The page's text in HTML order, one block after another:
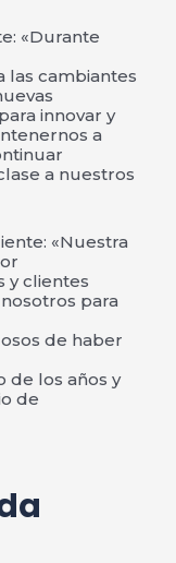
«Durante
las cambiantes
innovar y
a
a nuestros
«Nuestra
y clientes
para
de haber
de los años y
de